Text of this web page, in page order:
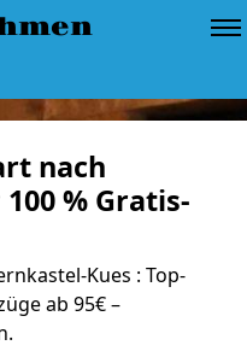
nach
% Gratis-
Kues : Top-
ab 95€ –